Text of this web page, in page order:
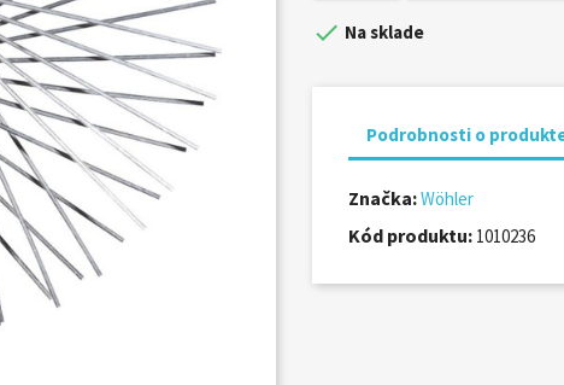
 Na sklade
Podrobnosti o
Značka:Wöhler
Kód produktu: 1010236